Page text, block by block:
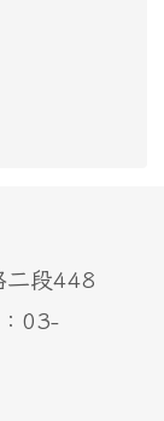
二段448
03-